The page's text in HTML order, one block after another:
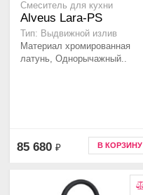
Смеситель для кухни
Alveus Lara-PS
Тип: Выдвижной излив
Материал хромированная
латунь, Однорычажный..
85 680 ₽ В КОРЗИНУ